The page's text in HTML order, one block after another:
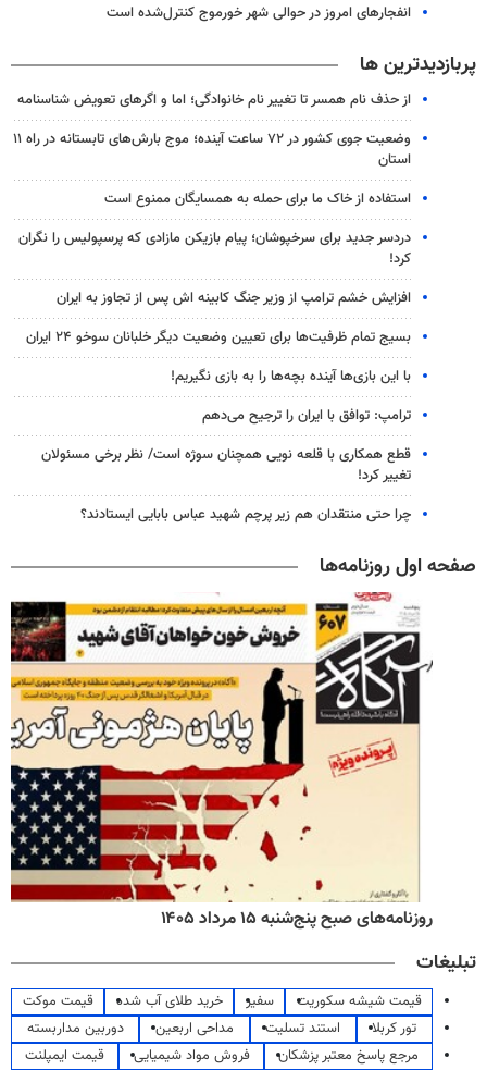
انفجارهای امروز در حوالی شهر خورموج کنترل‌شده است
پربازدیدترین ها
از حذف نام همسر تا تغییر نام خانوادگی؛ اما و اگرهای تعویض شناسنامه
وضعیت جوی کشور در ۷۲ ساعت آینده؛ موج بارش‌های تابستانه در راه ۱۱
استان
استفاده از خاک ما برای حمله به همسایگان ممنوع است
دردسر جدید برای سرخپوشان؛ پیام بازیکن مازادی که پرسپولیس را نگران
کرد!
افزایش خشم ترامپ از وزیر جنگ کابینه اش پس از تجاوز به ایران
بسیج تمام ظرفیت‌ها برای تعیین وضعیت دیگر خلبانان سوخو ۲۴ ایران
با این بازی‌ها آینده بچه‌ها را به بازی نگیریم!
ترامپ: توافق با ایران را ترجیح می‌دهم
قطع همکاری با قلعه نویی همچنان سوژه است/ نظر برخی مسئولان
تغییر کرد!
چرا حتی منتقدان هم زیر پرچم شهید عباس بابایی ایستادند؟
صفحه اول روزنامه‌ها
روزنامه‌های صبح پنج‌شنبه ۱۵ مرداد ۱۴۰۵
تبلیغات
قیمت شیشه سکوریت سفیر خرید طلای آب شده
قیمت موکت
تور کربلا
استند تسلیت مداحی اربعین
دوربین مداربسته
مرجع پاسخ معتبر پزشکان
فروش مواد شیمیایی
قیمت ایمپلنت